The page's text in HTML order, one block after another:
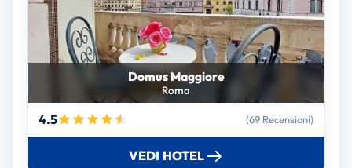
Domus Maggiore
Roma
4.5 (69 Recensioni)
VEDI HOTEL